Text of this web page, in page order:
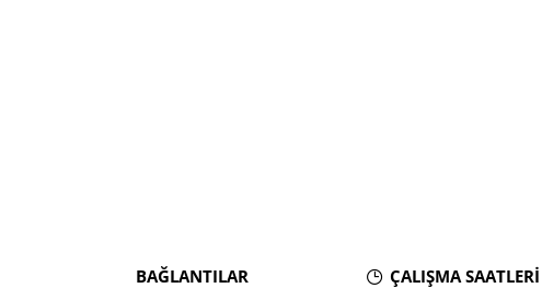
BAĞLANTILAR ÇALIŞMA SAATLERİ